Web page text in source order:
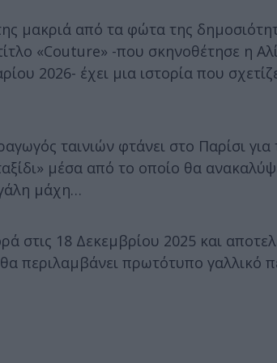
μακριά από τα φώτα της
«Couture» -που σκηνοθέτησε η
2026- έχει μια ιστορία που
ταινιών φτάνει στο Παρίσι
μέσα από το οποίο θα
μάχη…
στις 18 Δεκεμβρίου 2025 και
περιλαμβάνει πρωτότυπο γαλλικό